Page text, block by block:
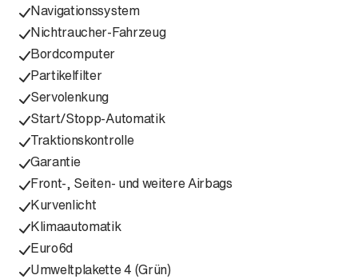
Navigationssystem
Nichtraucher-Fahrzeug
Bordcomputer
Partikelfilter
Servolenkung
Start/Stopp-Automatik
Traktionskontrolle
Garantie
Front-, Seiten- und weitere Airbags
Kurvenlicht
Klimaautomatik
Euro6d
Umweltplakette 4 (Grün)